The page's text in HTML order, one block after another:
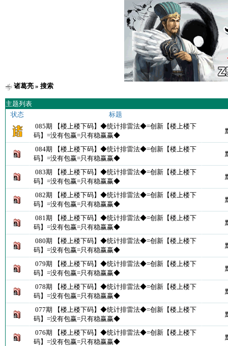
诸葛亮» 搜索
主题列表
状态
标题
085期 【楼上楼下码】◆统计排雷法◆=创新【楼上楼下
码】=没有包赢=只有稳赢赢◆
084期 【楼上楼下码】◆统计排雷法◆=创新【楼上楼下
码】=没有包赢=只有稳赢赢◆
083期 【楼上楼下码】◆统计排雷法◆=创新【楼上楼下
码】=没有包赢=只有稳赢赢◆
082期 【楼上楼下码】◆统计排雷法◆=创新【楼上楼下
码】=没有包赢=只有稳赢赢◆
081期 【楼上楼下码】◆统计排雷法◆=创新【楼上楼下
码】=没有包赢=只有稳赢赢◆
080期 【楼上楼下码】◆统计排雷法◆=创新【楼上楼下
码】=没有包赢=只有稳赢赢◆
079期 【楼上楼下码】◆统计排雷法◆=创新【楼上楼下
码】=没有包赢=只有稳赢赢◆
078期 【楼上楼下码】◆统计排雷法◆=创新【楼上楼下
码】=没有包赢=只有稳赢赢◆
077期 【楼上楼下码】◆统计排雷法◆=创新【楼上楼下
码】=没有包赢=只有稳赢赢◆
076期 【楼上楼下码】◆统计排雷法◆=创新【楼上楼下
码】=没有包赢=只有稳赢赢◆